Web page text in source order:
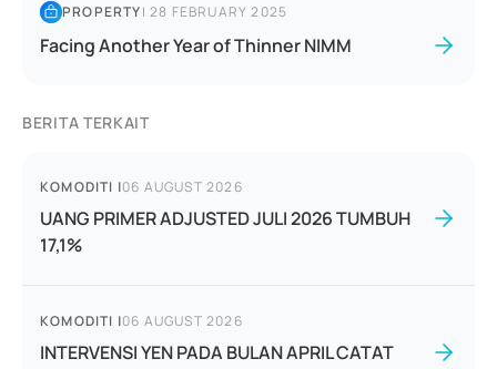
PROPERTY|28 FEBRUARY 2025
Facing Another Year of Thinner NIMM
BERITA TERKAIT
KOMODITI |06 AUGUST 2026
UANG PRIMER ADJUSTED JULI 2026 TUMBUH
17,1%
KOMODITI |06 AUGUST 2026
INTERVENSI YEN PADA BULAN APRIL CATAT